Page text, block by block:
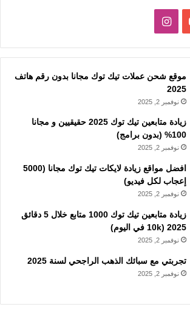
يوتيوبانستقرام
موقع شحن عملات تيك توك مجانا بدون رقم هاتف
2025
نوفمبر 2, 2025
زيادة متابعين تيك توك 2025 حقيقيين و مجانا
100% (بدون برامج)
نوفمبر 2, 2025
افضل مواقع زيادة لايكات تيك توك مجانا (5000
إعجاب لكل فيديو)
نوفمبر 2, 2025
زيادة متابعين تيك توك 1000 متابع خلال 5 دقائق
2025 (10k في اليوم)
نوفمبر 2, 2025
تجربتي مع سبائك الذهب الراجحي لسنة 2025
نوفمبر 2, 2025